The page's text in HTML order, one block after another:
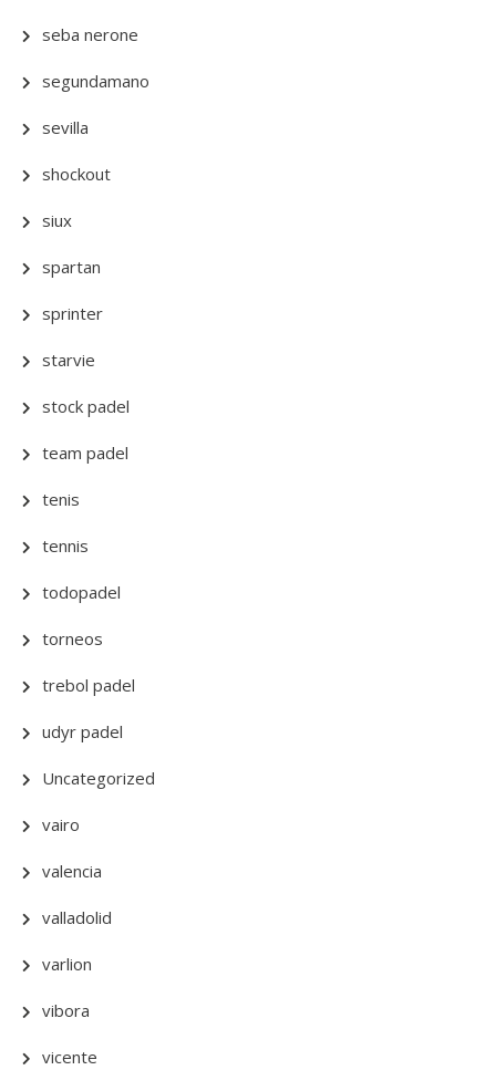
seba nerone
segundamano
sevilla
shockout
siux
spartan
sprinter
starvie
stock padel
team padel
tenis
tennis
todopadel
torneos
trebol padel
udyr padel
Uncategorized
vairo
valencia
valladolid
varlion
vibora
vicente